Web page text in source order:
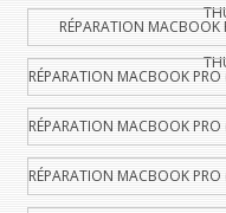
RÉPARATION MACBOOK
RÉPARATION MACBOOK
RÉPARATION MACBOOK
RÉPARATION MACBOOK